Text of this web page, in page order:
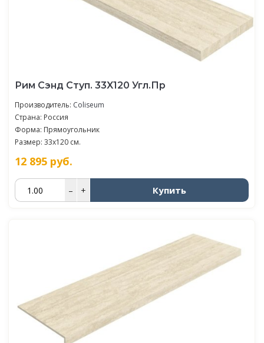
Рим Сэнд Ступ. 33X120 Угл.Пр
Производитель: Coliseum
Страна: Россия
Форма: Прямоугольник
Размер: 33x120 см.
12 895 руб.
– + Купить